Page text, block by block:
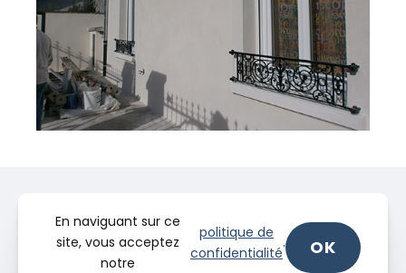
En naviguant sur ce
site, vous acceptez
notre
politique de
confidentialité
. OK